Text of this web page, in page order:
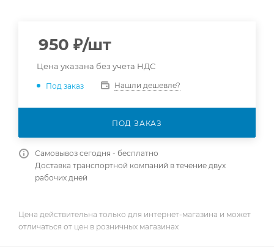
950 ₽/шт
Цена указана без учета НДС
Под заказ Нашли дешевле?
ПОД ЗАКАЗ
Самовывоз сегодня - бесплатно
Доставка транспортной компаний в течение двух
рабочих дней
Цена действительна только для интернет-магазина и может
отличаться от цен в розничных магазинах